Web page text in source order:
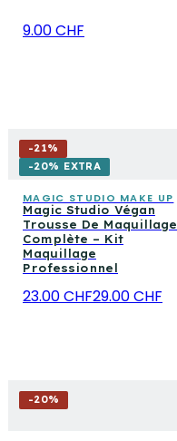
9.00 CHF
-21%
-20% EXTRA
MAGIC STUDIO MAKE UP
Magic Studio Végan
Trousse De Maquillage
Complète – Kit
Maquillage
Professionnel
23.00 CHF29.00 CHF
-20%